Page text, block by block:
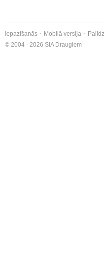
Iepazīšanās Mobilā versija
© 2004 - 2026 SIA Draugiem